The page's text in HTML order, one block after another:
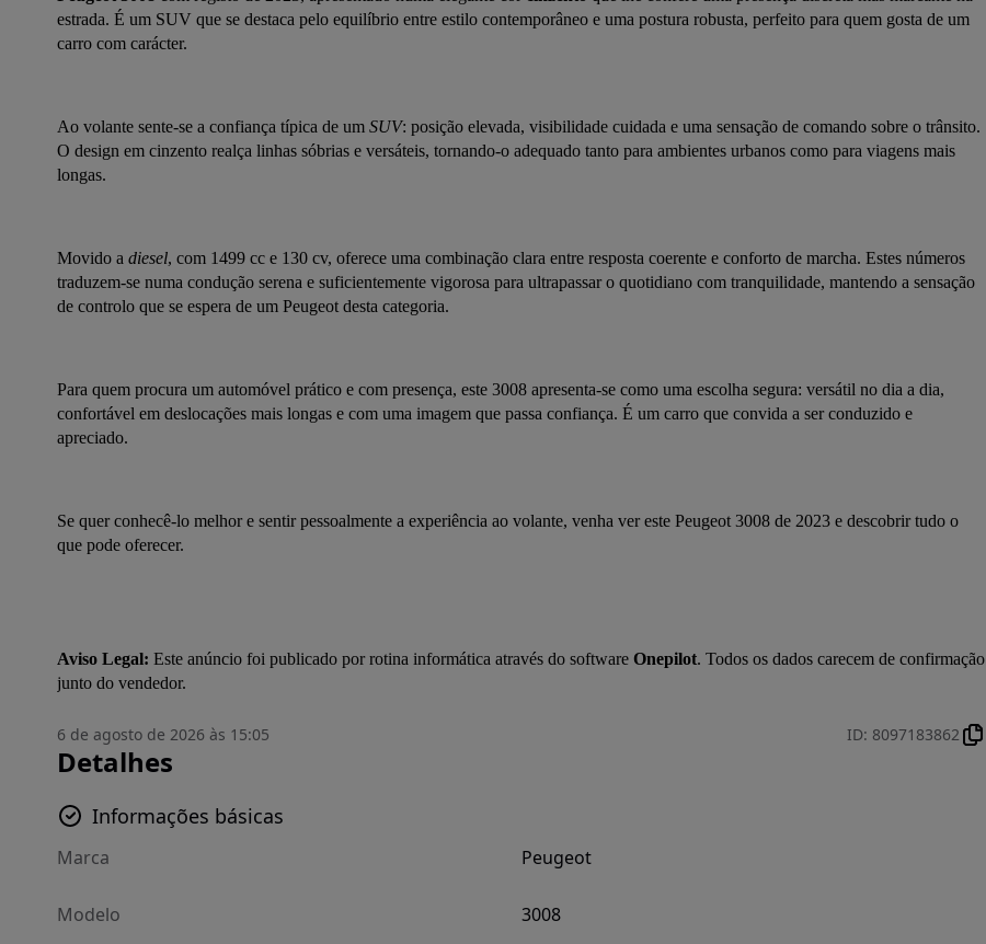
estrada. É um SUV que se destaca pelo equilíbrio entre estilo contemporâneo e uma postura robusta, perfeito para quem gosta de um
carro com carácter.
Ao volante sente-se a confiança típica de um SUV: posição elevada, visibilidade cuidada e uma sensação de comando sobre o trânsito.
O design em cinzento realça linhas sóbrias e versáteis, tornando-o adequado tanto para ambientes urbanos como para viagens mais
longas.
Movido a diesel, com 1499 cc e 130 cv, oferece uma combinação clara entre resposta coerente e conforto de marcha. Estes números
traduzem-se numa condução serena e suficientemente vigorosa para ultrapassar o quotidiano com tranquilidade, mantendo a sensação
de controlo que se espera de um Peugeot desta categoria.
Para quem procura um automóvel prático e com presença, este 3008 apresenta-se como uma escolha segura: versátil no dia a dia,
confortável em deslocações mais longas e com uma imagem que passa confiança. É um carro que convida a ser conduzido e
apreciado.
Se quer conhecê-lo melhor e sentir pessoalmente a experiência ao volante, venha ver este Peugeot 3008 de 2023 e descobrir tudo o
que pode oferecer.
Aviso Legal: Este anúncio foi publicado por rotina informática através do software Onepilot. Todos os dados carecem de confirmação
junto do vendedor.
6 de agosto de 2026 às 15:05 ID: 8097183862
Detalhes
Informações básicas
Marca Peugeot
Modelo 3008